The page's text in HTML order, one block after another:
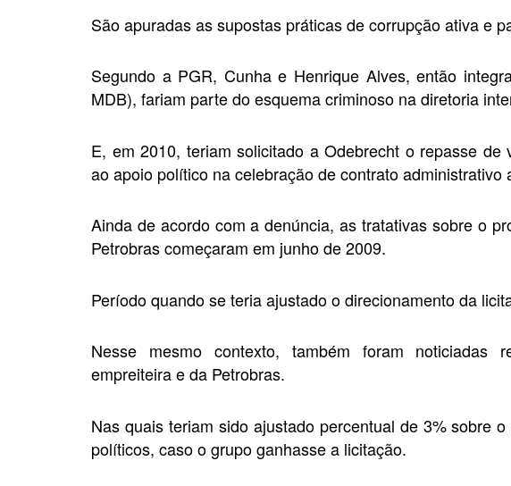
São apuradas as supostas práticas de corrupção ativa e
Segundo a PGR, Cunha e Henrique Alves, então
MDB), fariam parte do esquema criminoso na diretoria
E, em 2010, teriam solicitado a Odebrecht o repasse de
ao apoio político na celebração de contrato administrativo
Ainda de acordo com a denúncia, as tratativas sobre o
Petrobras começaram em junho de 2009.
Período quando se teria ajustado o direcionamento da
Nesse mesmo contexto, também foram noticiadas
empreiteira e da Petrobras.
Nas quais teriam sido ajustado percentual de 3% sobre
políticos, caso o grupo ganhasse a licitação.